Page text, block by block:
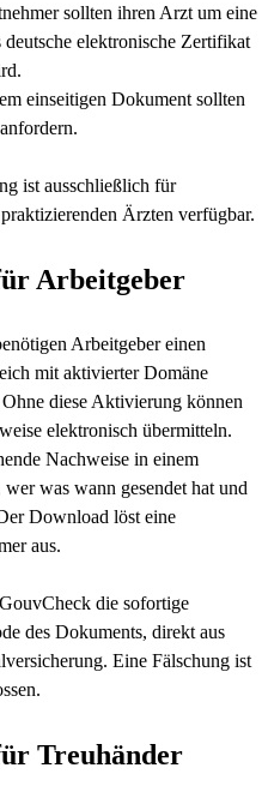
sollten ihren Arzt um eine
elektronische Zertifikat
einseitigen Dokument sollten
ist ausschließlich für
Ärzten verfügbar.
Arbeitgeber
Arbeitgeber einen
mit aktivierter Domäne
diese Aktivierung können
elektronisch übermitteln.
Nachweise in einem
was wann gesendet hat und
Download löst eine
aus.
die sofortige
des Dokuments, direkt aus
Eine Fälschung ist
Treuhänder